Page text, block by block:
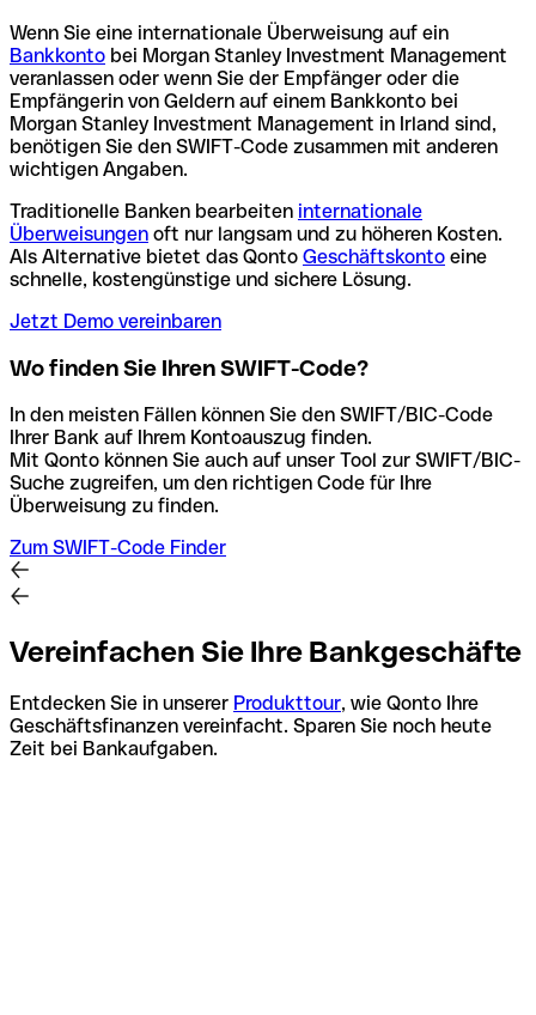
Wenn Sie eine internationale Überweisung auf ein
Bankkonto bei Morgan Stanley Investment Management
veranlassen oder wenn Sie der Empfänger oder die
Empfängerin von Geldern auf einem Bankkonto bei
Morgan Stanley Investment Management in Irland sind,
benötigen Sie den SWIFT-Code zusammen mit anderen
wichtigen Angaben.
Traditionelle Banken bearbeiten internationale
Überweisungen oft nur langsam und zu höheren Kosten.
Als Alternative bietet das Qonto Geschäftskonto eine
schnelle, kostengünstige und sichere Lösung.
Jetzt Demo vereinbaren
Wo finden Sie Ihren SWIFT-Code?
In den meisten Fällen können Sie den SWIFT/BIC-Code
Ihrer Bank auf Ihrem Kontoauszug finden.
Mit Qonto können Sie auch auf unser Tool zur SWIFT/BIC-
Suche zugreifen, um den richtigen Code für Ihre
Überweisung zu finden.
Zum SWIFT-Code Finder
Vereinfachen Sie Ihre Bankgeschäfte
Entdecken Sie in unserer Produkttour, wie Qonto Ihre
Geschäftsfinanzen vereinfacht. Sparen Sie noch heute
Zeit bei Bankaufgaben.